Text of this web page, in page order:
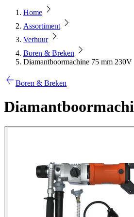
Home
Assortiment
Verhuur
Boren & Breken
Diamantboormachine 75 mm 230V
Boren & Breken